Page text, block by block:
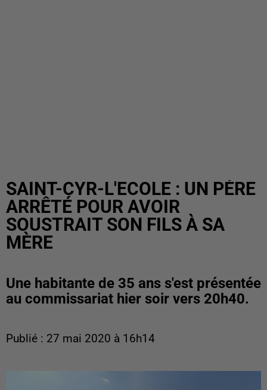
SAINT-CYR-L'ECOLE : UN PÈRE
ARRÊTÉ POUR AVOIR
SOUSTRAIT SON FILS À SA
MÈRE
Une habitante de 35 ans s'est présentée
au commissariat hier soir vers 20h40.
Publié : 27 mai 2020 à 16h14